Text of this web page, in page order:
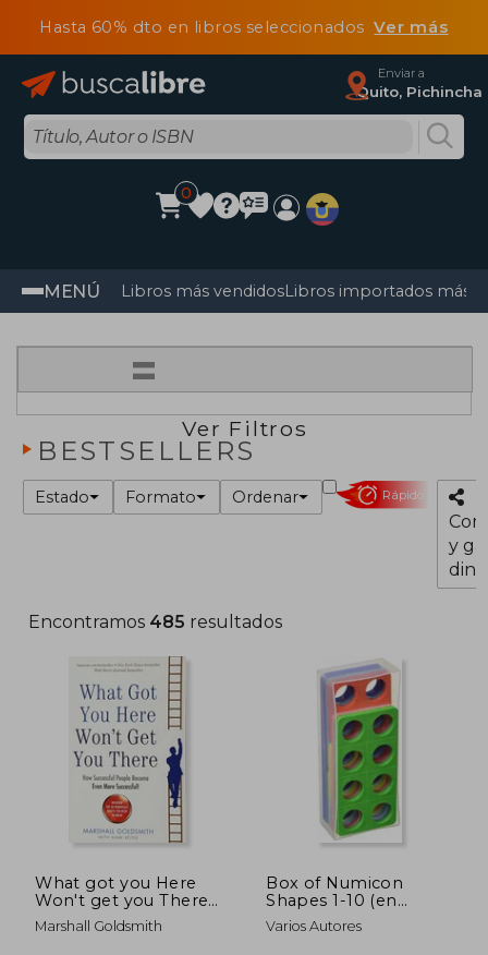
Hasta 60% dto en libros seleccionadosVer más
Enviar a
Quito, Pichincha
0
MENÚ Libros más vendidosLibros importados más
=
Ver Filtros
BESTSELLERS
Estado Formato Ordenar Rápido
y
Encontramos 485 resultados
What got you Here
Won't get you There:
How Successful
People Become Even
Marshall Goldsmith
Box of Numicon
Shapes 1-10 (en
Inglés)
Varios Autores